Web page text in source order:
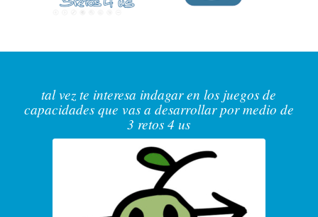
tal vez te interesa indagar en los juegos de
capacidades que vas a desarrollar por medio de
3 retos 4 us